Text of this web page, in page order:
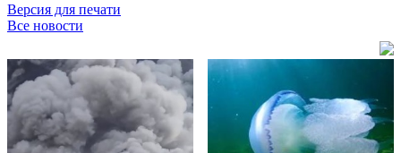
Версия для печати
Все новости